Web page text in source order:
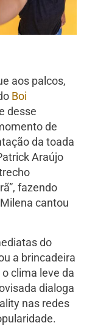
aos palcos,
Boi
desse
de
da toada
Araújo
fazendo
cantou
do
a brincadeira
clima leve da
dialoga
nas redes